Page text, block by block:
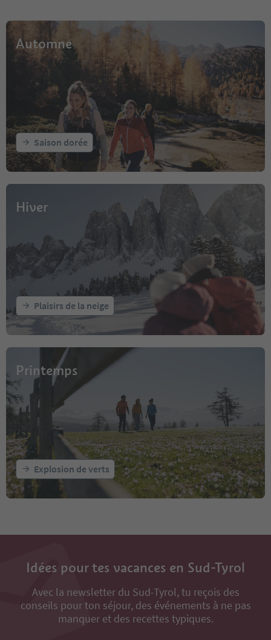
Automne
Saison dorée
Hiver
Plaisirs de la neige
Printemps
Explosion de verts
Idées pour tes vacances en Sud-Tyrol
Avec la newsletter du Sud-Tyrol, tu reçois des
conseils pour ton séjour, des événements à ne pas
manquer et des recettes typiques.